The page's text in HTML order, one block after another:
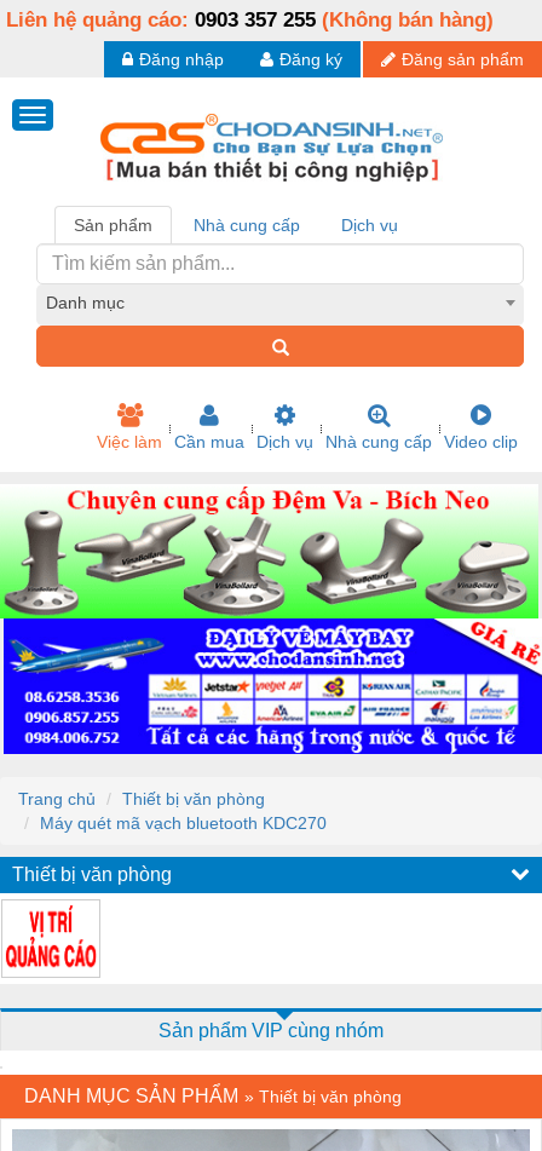
Liên hệ quảng cáo: 0903 357 255 (Không bán hàng)
Đăng sản phẩm
Đăng ký
Đăng nhập
Sản phẩm Nhà cung cấp Dịch vụ
Danh mục
Việc làm Cần mua Dịch vụ Nhà cung cấp Video clip
Trang chủ
Thiết bị văn phòng
Máy quét mã vạch bluetooth KDC270
Thiết bị văn phòng
Sản phẩm VIP cùng nhóm
DANH MỤC SẢN PHẨM » Thiết bị văn phòng